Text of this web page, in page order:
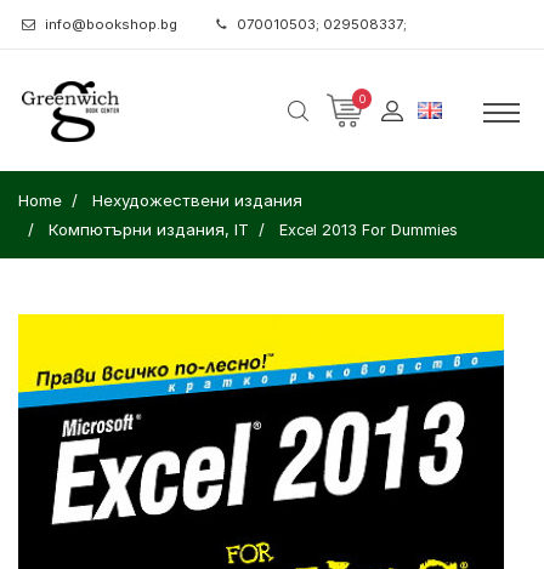
info@bookshop.bg 070010503; 029508337;
0
Home
Нехудожествени издания
Компютърни издания, IT
Excel 2013 For Dummies